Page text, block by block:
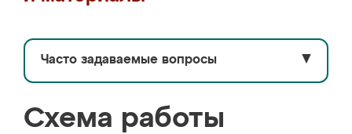
Часто задаваемые вопросы ▼
Схема работы